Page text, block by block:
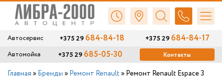
Автосервис +375 29684-84-18 +375 29684-84-17
Автомойка +375 29 685-05-30 Контакты
Главная » Бренды » Ремонт Renault » Ремонт Renault Espace 3